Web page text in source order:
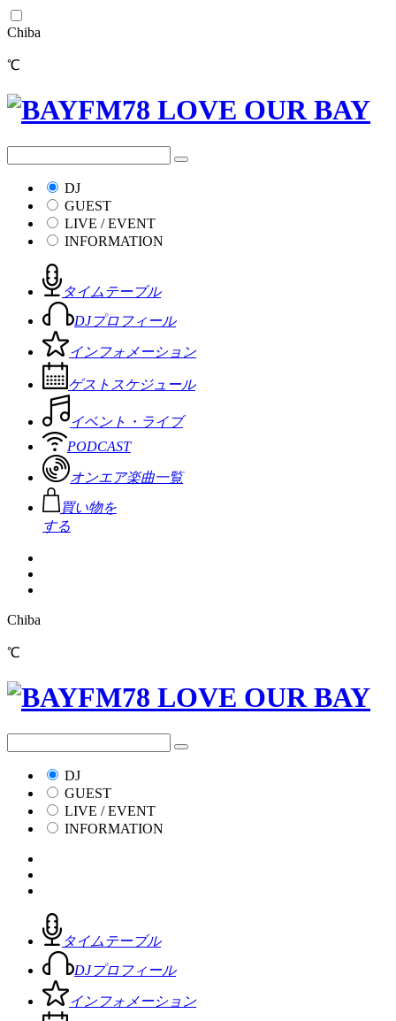
Chiba
℃
DJ
GUEST
LIVE / EVENT
INFORMATION
タイムテーブル
DJプロフィール
インフォメーション
ゲストスケジュール
イベント・ライブ
PODCAST
オンエア楽曲一覧
買い物を
する
Chiba
℃
DJ
GUEST
LIVE / EVENT
INFORMATION
タイムテーブル
DJプロフィール
インフォメーション